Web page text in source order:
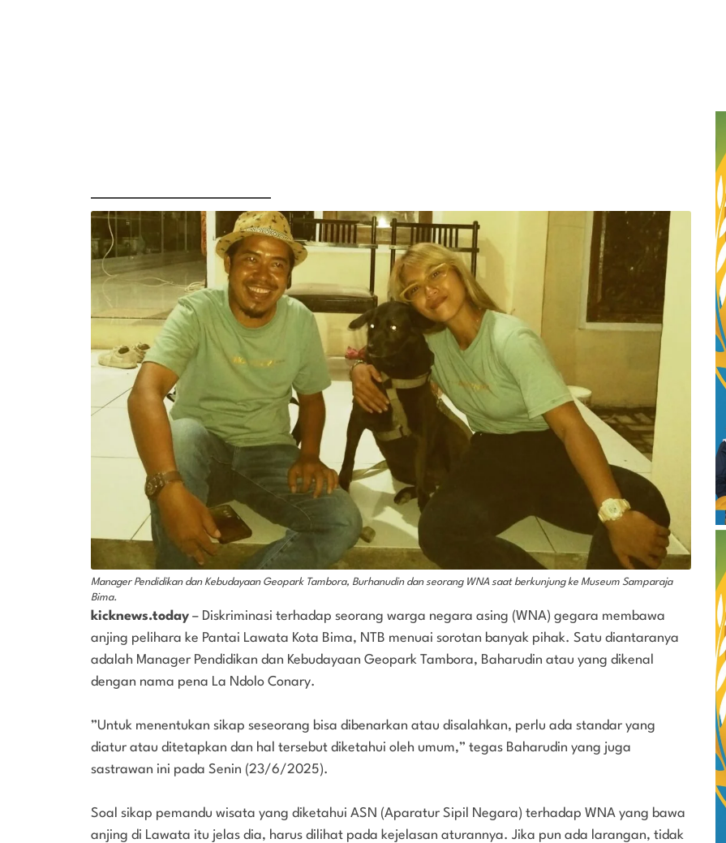
Manager Pendidikan dan Kebudayaan Geopark Tambora, Burhanudin dan seorang WNA saat berkunjung ke Museum Samparaja
Bima.
kicknews.today – Diskriminasi terhadap seorang warga negara asing (WNA) gegara membawa
anjing pelihara ke Pantai Lawata Kota Bima, NTB menuai sorotan banyak pihak. Satu diantaranya
adalah Manager Pendidikan dan Kebudayaan Geopark Tambora, Baharudin atau yang dikenal
dengan nama pena La Ndolo Conary.
”Untuk menentukan sikap seseorang bisa dibenarkan atau disalahkan, perlu ada standar yang
diatur atau ditetapkan dan hal tersebut diketahui oleh umum,” tegas Baharudin yang juga
sastrawan ini pada Senin (23/6/2025).
Soal sikap pemandu wisata yang diketahui ASN (Aparatur Sipil Negara) terhadap WNA yang bawa
anjing di Lawata itu jelas dia, harus dilihat pada kejelasan aturannya. Jika pun ada larangan, tidak